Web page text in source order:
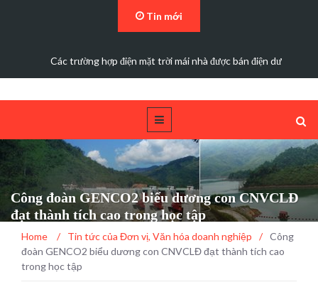
Tin mới
Các trường hợp điện mặt trời mái nhà được bán điện dư
Công đoàn GENCO2 biểu dương con CNVCLĐ
đạt thành tích cao trong học tập
Home / Tin tức của Đơn vị, Văn hóa doanh nghiệp / Công
đoàn GENCO2 biểu dương con CNVCLĐ đạt thành tích cao
trong học tập